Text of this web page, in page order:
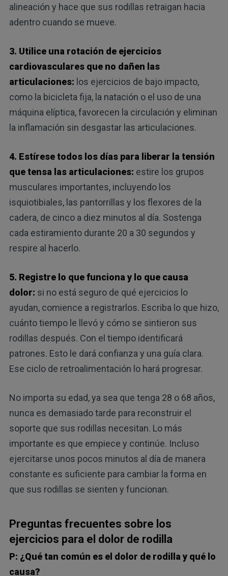
alineación y hace que sus rodillas retraigan hacia
adentro cuando se mueve.
3. Utilice una rotación de ejercicios
cardiovasculares que no dañen las
articulaciones: los ejercicios de bajo impacto,
como la bicicleta fija, la natación o el uso de una
máquina elíptica, favorecen la circulación y eliminan
la inflamación sin desgastar las articulaciones.
4. Estírese todos los días para liberar la tensión
que tensa las articulaciones: estire los grupos
musculares importantes, incluyendo los
isquiotibiales, las pantorrillas y los flexores de la
cadera, de cinco a diez minutos al día. Sostenga
cada estiramiento durante 20 a 30 segundos y
respire al hacerlo.
5. Registre lo que funciona y lo que causa
dolor: si no está seguro de qué ejercicios lo
ayudan, comience a registrarlos. Escriba lo que hizo,
cuánto tiempo le llevó y cómo se sintieron sus
rodillas después. Con el tiempo identificará
patrones. Esto le dará confianza y una guía clara.
Ese ciclo de retroalimentación lo hará progresar.
No importa su edad, ya sea que tenga 28 o 68 años,
nunca es demasiado tarde para reconstruir el
soporte que sus rodillas necesitan. Lo más
importante es que empiece y continúe. Incluso
ejercitarse unos pocos minutos al día de manera
constante es suficiente para cambiar la forma en
que sus rodillas se sienten y funcionan.
Preguntas frecuentes sobre los
ejercicios para el dolor de rodilla
P: ¿Qué tan común es el dolor de rodilla y qué lo
causa?